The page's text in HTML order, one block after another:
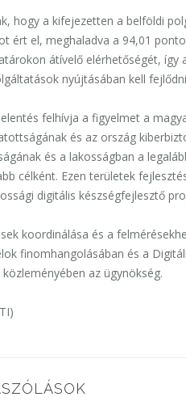
hogy a kifejezetten a belföldi
ért el, meghaladva a 94,01
átívelő elérhetőségét,
nyújtásában kell
felhívja a figyelmet a
és az ország
és a lakosságban a
célként. Ezen területek
digitális készségfejlesztő
koordinálása és a
finomhangolásában és a
az ügynökség.